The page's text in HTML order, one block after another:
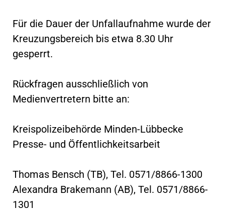
Für die Dauer der Unfallaufnahme wurde der
Kreuzungsbereich bis etwa 8.30 Uhr
gesperrt.
Rückfragen ausschließlich von
Medienvertretern bitte an:
Kreispolizeibehörde Minden-Lübbecke
Presse- und Öffentlichkeitsarbeit
Thomas Bensch (TB), Tel. 0571/8866-1300
Alexandra Brakemann (AB), Tel. 0571/8866-
1301